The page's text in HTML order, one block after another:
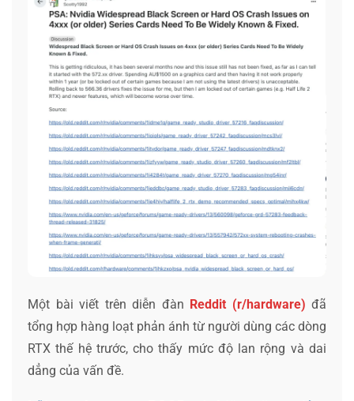
Một bài viết trên diễn đàn Reddit (r/hardware) đã
tổng hợp hàng loạt phản ánh từ người dùng các dòng
RTX thế hệ trước, cho thấy mức độ lan rộng và dai
dẳng của vấn đề.